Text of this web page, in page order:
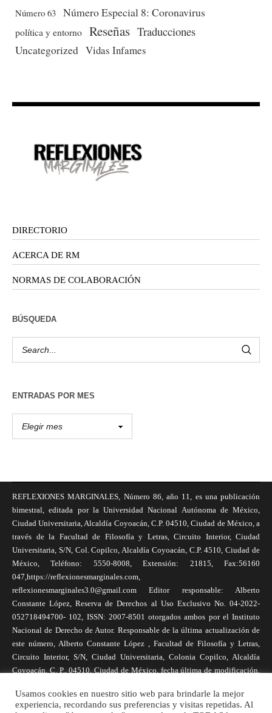
Número 63 Número Especial 8: Coronavirus
política y entorno Reseñas Traducciones
Uncategorized Vidas Infames
DIRECTORIO
ACERCA DE RM
NORMAS DE COLABORACIÓN
BÚSQUEDA
ENTRADAS POR MES
REFLEXIONES MARGINALES, Número 86, año 11, es una publicación
bimestral, editada por la Universidad Nacional Autónoma de México,
Ciudad Universitaria, Alcaldía Coyoacán, C.P. 04510, Ciudad de México, a
través de la Facultad de Filosofía y Letras, Circuito Interior, Ciudad
Universitaria, S/N, Col. Copilco, Alcaldía Coyoacán, C.P. 4510, Ciudad de
México, Teléfono: 5550-8008, Extensión: 21815, Fax:56160
047,https://reflexionesmarginales.com,
reflexionesmarginales3.0@gmail.com Editor responsable: Alberto
Constante López, Reserva de Derechos al Uso Exclusivo No. 04-2022-
052718494700- 102, ISSN: 2007-8501 otorgados ambos por el Instituto
Nacional de Derecho de Autor. Responsable de la última actualización de
este número, Alberto Constante López , Facultad de Filosofía y Letras,
Circuito Interior, S/N, Ciudad Universitaria, Colonia Copilco, Alcaldía
Coyoacán, C. P., 04510, Ciudad de México, fecha última de modificación,
necesariamente reflejan la postura de la revista, ni de Universidad Nacional
Autónoma de México. Los autores son responsables de los contenidos de
Usamos cookies en nuestro sitio web para brindarle la mejor
experiencia, recordando sus preferencias y visitas repetidas. Al